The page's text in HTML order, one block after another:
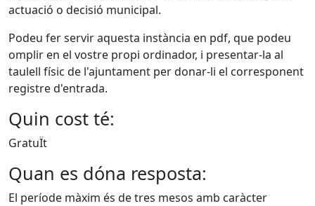
actuació o decisió municipal.
Podeu fer servir aquesta instància en pdf, que podeu
omplir en el vostre propi ordinador, i presentar-la al
taulell físic de l'ajuntament per donar-li el corresponent
registre d'entrada.
Quin cost té:
GratuÏt
Quan es dóna resposta:
El període màxim és de tres mesos amb caràcter